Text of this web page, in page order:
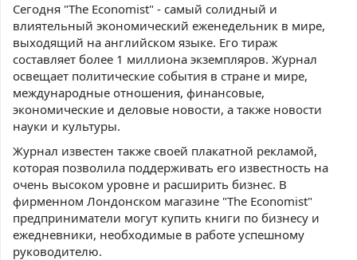
Сегодня "The Economist" - самый солидный и
влиятельный экономический еженедельник в мире,
выходящий на английском языке. Его тираж
составляет более 1 миллиона экземпляров. Журнал
освещает политические события в стране и мире,
международные отношения, финансовые,
экономические и деловые новости, а также новости
науки и культуры.
Журнал известен также своей плакатной рекламой,
которая позволила поддерживать его известность на
очень высоком уровне и расширить бизнес. В
фирменном Лондонском магазине "The Economist"
предприниматели могут купить книги по бизнесу и
ежедневники, необходимые в работе успешному
руководителю.